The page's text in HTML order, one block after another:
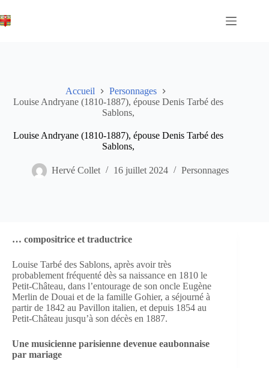
au
contenu
Accueil
Personnages
Louise Andryane (1810-1887), épouse Denis Tarbé des
Sablons,
Louise Andryane (1810-1887), épouse Denis Tarbé des
Sablons,
Hervé Collet 16 juillet 2024 Personnages
… compositrice et traductrice
Louise Tarbé des Sablons, après avoir très
probablement fréquenté dès sa naissance en 1810 le
Petit-Château, dans l’entourage de son oncle Eugène
Merlin de Douai et de la famille Gohier, a séjourné à
partir de 1842 au Pavillon italien, et depuis 1854 au
Petit-Château jusqu’à son décès en 1887.
Une musicienne parisienne devenue eaubonnaise
par mariage